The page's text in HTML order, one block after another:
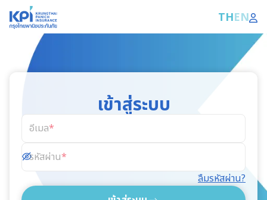
THEN
เข้าสู่ระบบ
อีเมล
รหัสผ่าน
ลืมรหัสผ่าน?